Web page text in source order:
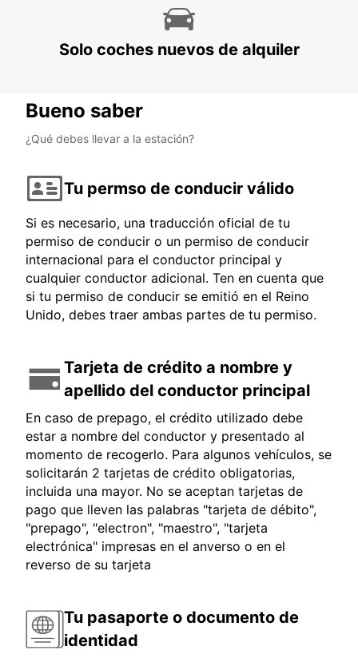
Solo coches nuevos de alquiler
Bueno saber
¿Qué debes llevar a la estación?
Tu permso de conducir válido
Si es necesario, una traducción oficial de tu
permiso de conducir o un permiso de conducir
internacional para el conductor principal y
cualquier conductor adicional. Ten en cuenta que
si tu permiso de conducir se emitió en el Reino
Unido, debes traer ambas partes de tu permiso.
Tarjeta de crédito a nombre y
apellido del conductor principal
En caso de prepago, el crédito utilizado debe
estar a nombre del conductor y presentado al
momento de recogerlo. Para algunos vehículos, se
solicitarán 2 tarjetas de crédito obligatorias,
incluida una mayor. No se aceptan tarjetas de
pago que lleven las palabras "tarjeta de débito",
"prepago", "electron", "maestro", "tarjeta
electrónica" impresas en el anverso o en el
reverso de su tarjeta
Tu pasaporte o documento de
identidad